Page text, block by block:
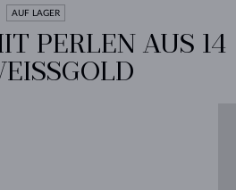
AUF LAGER
PERLEN AUS 14